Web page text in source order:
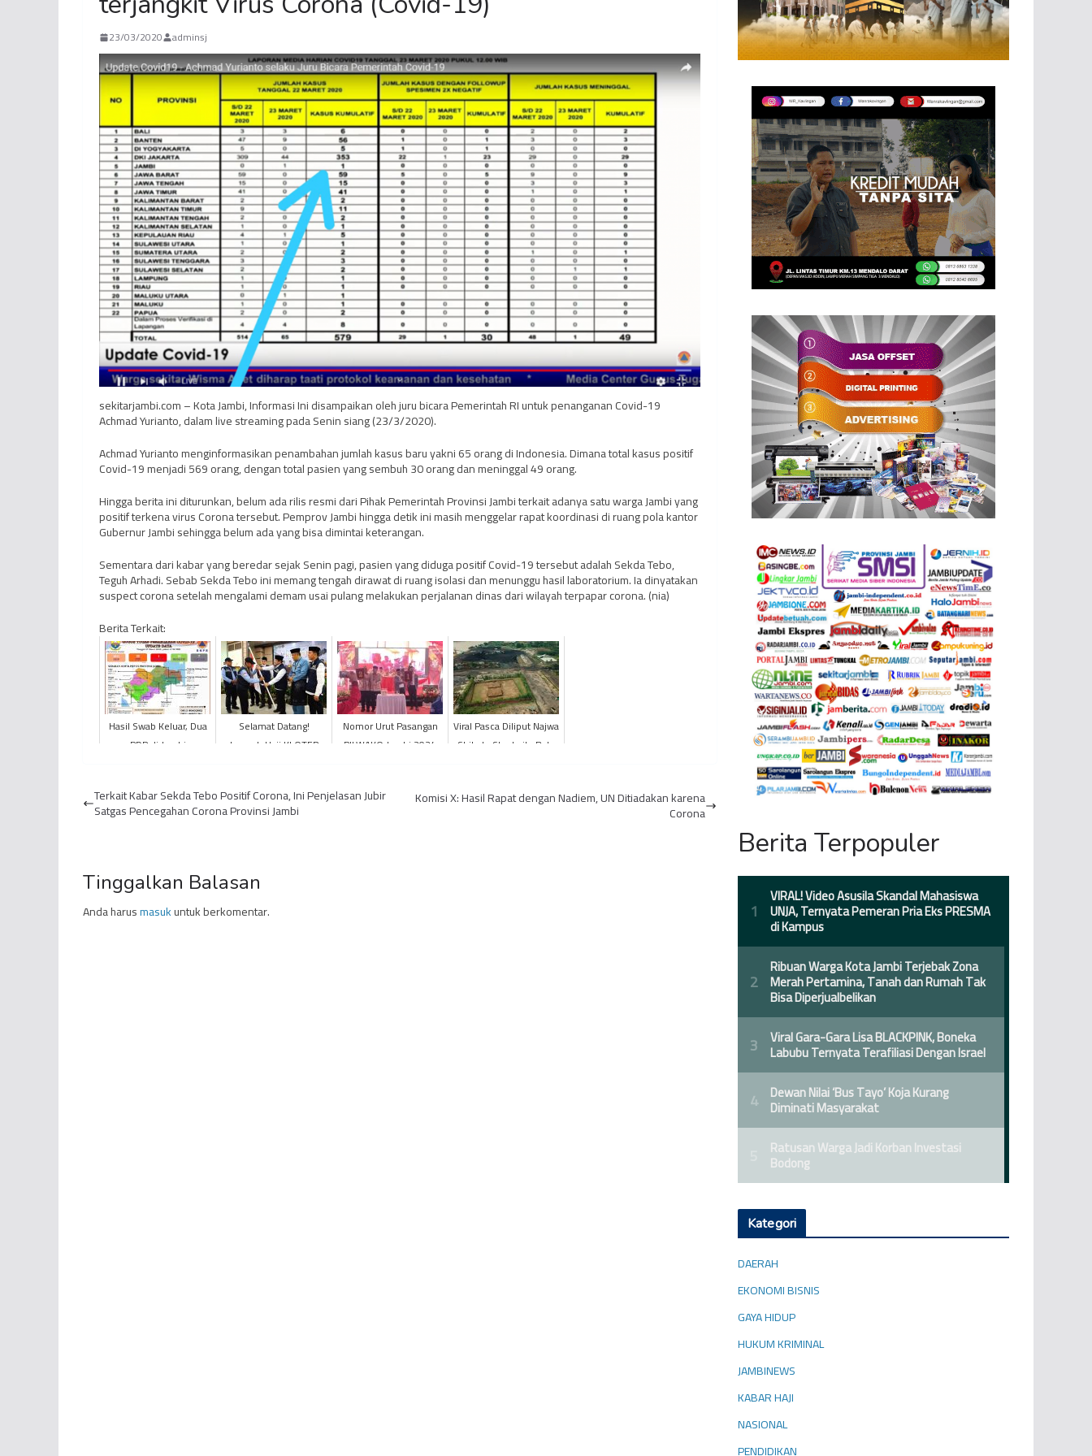
23/03/2020 adminsj
sekitarjambi.com – Kota Jambi, Informasi Ini disampaikan oleh juru bicara Pemerintah RI untuk penanganan Covid-19
Achmad Yurianto, dalam live streaming pada Senin siang (23/3/2020).
Achmad Yurianto menginformasikan penambahan jumlah kasus baru yakni 65 orang di Indonesia. Dimana total kasus positif
Covid-19 menjadi 569 orang, dengan total pasien yang sembuh 30 orang dan meninggal 49 orang.
Hingga berita ini diturunkan, belum ada rilis resmi dari Pihak Pemerintah Provinsi Jambi terkait adanya satu warga Jambi yang
positif terkena virus Corona tersebut. Pemprov Jambi hingga detik ini masih menggelar rapat koordinasi di ruang pola kantor
Gubernur Jambi sehingga belum ada yang bisa dimintai keterangan.
Sementara dari kabar yang beredar sejak Senin pagi, pasien yang diduga positif Covid-19 tersebut adalah Sekda Tebo,
Teguh Arhadi. Sebab Sekda Tebo ini memang tengah dirawat di ruang isolasi dan menunggu hasil laboratorium. Ia dinyatakan
suspect corona setelah mengalami demam usai pulang melakukan perjalanan dinas dari wilayah terpapar corona. (nia)
Berita Terkait:
Hasil Swab Keluar, Dua
PDP di Jambi
Selamat Datang!
Jemaah Haji KLOTER
Air
Nomor Urut Pasangan
PILWAKO Jambi 2024
Viral Pasca Diliput Najwa
Shihab, Stockpile Batu
Terkait Kabar Sekda Tebo Positif Corona, Ini Penjelasan Jubir
Satgas Pencegahan Corona Provinsi Jambi
Komisi X: Hasil Rapat dengan Nadiem, UN Ditiadakan karena
Corona
Tinggalkan Balasan
Anda harusmasukuntuk berkomentar.
Berita Terpopuler
Kategori
DAERAH
EKONOMI BISNIS
GAYA HIDUP
HUKUM KRIMINAL
JAMBINEWS
KABAR HAJI
NASIONAL
PENDIDIKAN